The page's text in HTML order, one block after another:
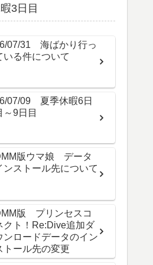
3日目
07/31 海ばかり行っ
いる件について
07/09 夏季休暇6日
～9日目
版ウマ娘 データ
ンストール先について
版 プリンセスコ
クト！Re:Dive追加ダ
ンロードデータのイン
トール先の変更